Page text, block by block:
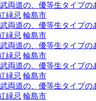
両道の、優等生タイプ
緑忌 輪島市
両道の、優等生タイプ
緑忌 輪島市
両道の、優等生タイプ
緑忌 輪島市
両道の、優等生タイプ
緑忌 輪島市
両道の、優等生タイプ
緑忌 輪島市